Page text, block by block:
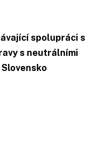
spolupráci s
s neutrálními